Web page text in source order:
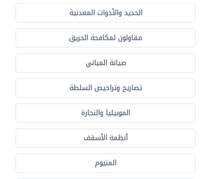
الحديد والأدوات المعدنية
مقاولون لمكافحة الحريق
صيانة المباني
تصاريح وتراخيص السلطة
الموبيليا والنجارة
أنظمة الأسقف
المنيوم